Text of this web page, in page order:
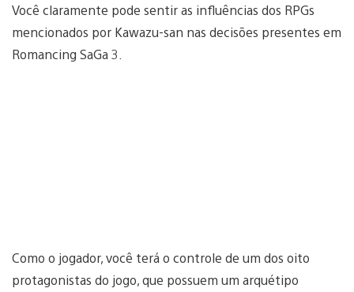
Você claramente pode sentir as influências dos RPGs
mencionados por Kawazu-san nas decisões presentes em
Romancing SaGa 3.
Como o jogador, você terá o controle de um dos oito
protagonistas do jogo, que possuem um arquétipo